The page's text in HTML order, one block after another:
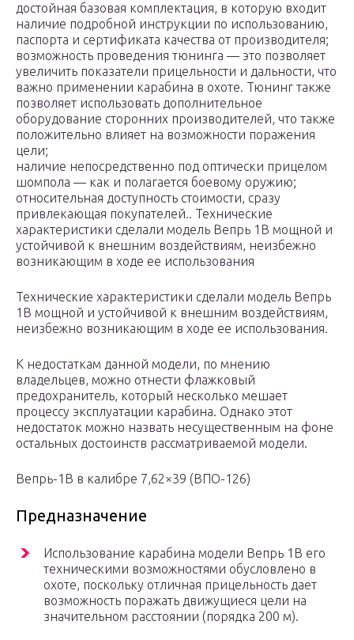
достойная базовая комплектация, в которую входит
наличие подробной инструкции по использованию,
паспорта и сертификата качества от производителя;
возможность проведения тюнинга — это позволяет
увеличить показатели прицельности и дальности, что
важно применении карабина в охоте. Тюнинг также
позволяет использовать дополнительное
оборудование сторонних производителей, что также
положительно влияет на возможности поражения
цели;
наличие непосредственно под оптически прицелом
шомпола — как и полагается боевому оружию;
относительная доступность стоимости, сразу
привлекающая покупателей.. Технические
характеристики сделали модель Вепрь 1В мощной и
устойчивой к внешним воздействиям, неизбежно
возникающим в ходе ее использования
Технические характеристики сделали модель Вепрь
1В мощной и устойчивой к внешним воздействиям,
неизбежно возникающим в ходе ее использования.
К недостаткам данной модели, по мнению
владельцев, можно отнести флажковый
предохранитель, который несколько мешает
процессу эксплуатации карабина. Однако этот
недостаток можно назвать несущественным на фоне
остальных достоинств рассматриваемой модели.
Вепрь-1B в калибре 7,62×39 (ВПО-126)
Предназначение
Использование карабина модели Вепрь 1В его
техническими возможностями обусловлено в
охоте, поскольку отличная прицельность дает
возможность поражать движущиеся цели на
значительном расстоянии (порядка 200 м).